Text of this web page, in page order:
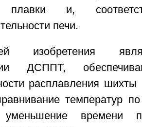
плавки и,
печи.
изобретения
ДСППТ,
расплавления
температур
уменьшение времени